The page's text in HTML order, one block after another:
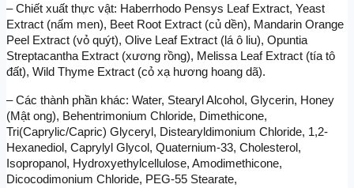
– Chiết xuất thực vật: Haberrhodo Pensys Leaf Extract, Yeast
Extract (nấm men), Beet Root Extract (củ dền), Mandarin Orange
Peel Extract (vỏ quýt), Olive Leaf Extract (lá ô liu), Opuntia
Streptacantha Extract (xương rồng), Melissa Leaf Extract (tía tô
đất), Wild Thyme Extract (cỏ xạ hương hoang dã).
– Các thành phần khác: Water, Stearyl Alcohol, Glycerin, Honey
(Mật ong), Behentrimonium Chloride, Dimethicone,
Tri(Caprylic/Capric) Glyceryl, Distearyldimonium Chloride, 1,2-
Hexanediol, Caprylyl Glycol, Quaternium-33, Cholesterol,
Isopropanol, Hydroxyethylcellulose, Amodimethicone,
Dicocodimonium Chloride, PEG-55 Stearate,